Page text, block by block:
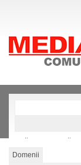
Căutare avansată